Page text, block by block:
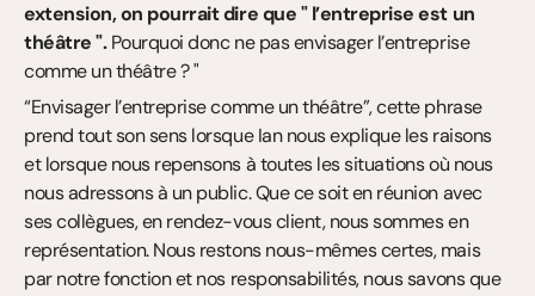
extension, on pourrait dire que " l’entreprise est un
théâtre ". Pourquoi donc ne pas envisager l’entreprise
comme un théâtre ? "
“Envisager l’entreprise comme un théâtre”, cette phrase
prend tout son sens lorsque Ian nous explique les raisons
et lorsque nous repensons à toutes les situations où nous
nous adressons à un public. Que ce soit en réunion avec
ses collègues, en rendez-vous client, nous sommes en
représentation. Nous restons nous-mêmes certes, mais
par notre fonction et nos responsabilités, nous savons que